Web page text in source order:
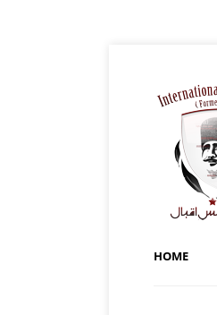
HOME